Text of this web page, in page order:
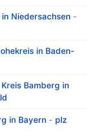
in Niedersachsen -
in Baden-
Kreis Bamberg in
in Bayern - plz